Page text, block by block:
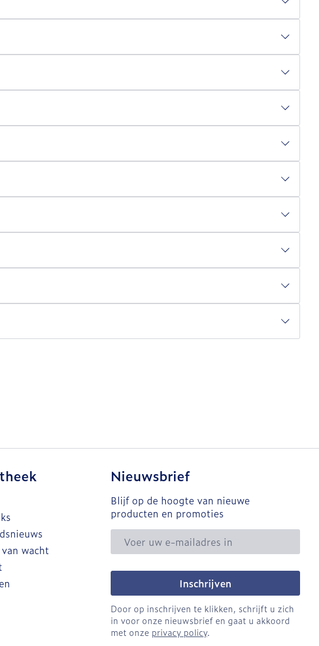
wacht
Nieuwsbrief
Blijf op de hoogte van nieuwe
producten en promoties
E-mail adres
Inschrijven
Door op inschrijven te klikken, schrijft u zich
in voor onze nieuwsbrief en gaat u akkoord
met onze privacy policy.